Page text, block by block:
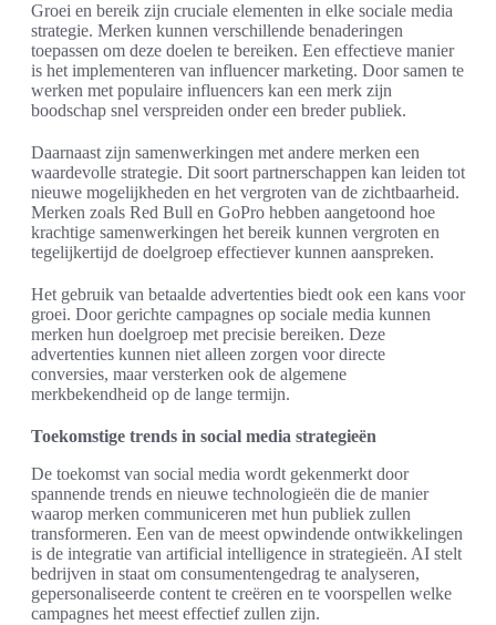
Groei en bereik zijn cruciale elementen in elke sociale media
strategie. Merken kunnen verschillende benaderingen
toepassen om deze doelen te bereiken. Een effectieve manier
is het implementeren van influencer marketing. Door samen te
werken met populaire influencers kan een merk zijn
boodschap snel verspreiden onder een breder publiek.
Daarnaast zijn samenwerkingen met andere merken een
waardevolle strategie. Dit soort partnerschappen kan leiden tot
nieuwe mogelijkheden en het vergroten van de zichtbaarheid.
Merken zoals Red Bull en GoPro hebben aangetoond hoe
krachtige samenwerkingen het bereik kunnen vergroten en
tegelijkertijd de doelgroep effectiever kunnen aanspreken.
Het gebruik van betaalde advertenties biedt ook een kans voor
groei. Door gerichte campagnes op sociale media kunnen
merken hun doelgroep met precisie bereiken. Deze
advertenties kunnen niet alleen zorgen voor directe
conversies, maar versterken ook de algemene
merkbekendheid op de lange termijn.
Toekomstige trends in social media strategieën
De toekomst van social media wordt gekenmerkt door
spannende trends en nieuwe technologieën die de manier
waarop merken communiceren met hun publiek zullen
transformeren. Een van de meest opwindende ontwikkelingen
is de integratie van artificial intelligence in strategieën. AI stelt
bedrijven in staat om consumentengedrag te analyseren,
gepersonaliseerde content te creëren en te voorspellen welke
campagnes het meest effectief zullen zijn.